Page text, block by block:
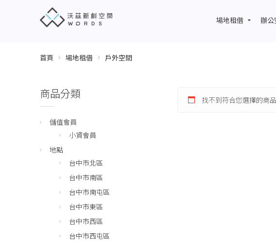
場地租借 辦公
首頁 場地租借 戶外空間
找不到符合您選擇的商品
商品分類
儲值會員
小資會員
地點
台中市北區
台中市南區
台中市南屯區
台中市東區
台中市西區
台中市西屯區